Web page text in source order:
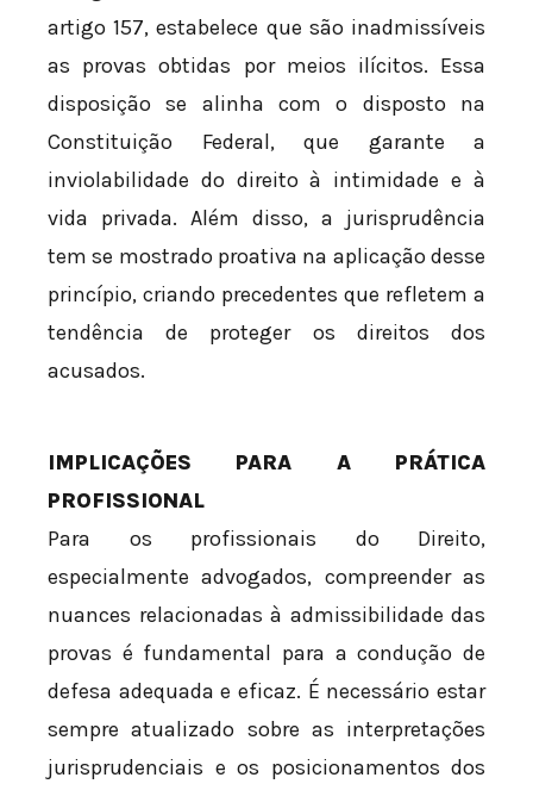
artigo 157, estabelece que são inadmissíveis
as provas obtidas por meios ilícitos. Essa
disposição se alinha com o disposto na
Constituição Federal, que garante a
inviolabilidade do direito à intimidade e à
vida privada. Além disso, a jurisprudência
tem se mostrado proativa na aplicação desse
princípio, criando precedentes que refletem a
tendência de proteger os direitos dos
acusados.
IMPLICAÇÕES PARA A PRÁTICA
PROFISSIONAL
Para os profissionais do Direito,
especialmente advogados, compreender as
nuances relacionadas à admissibilidade das
provas é fundamental para a condução de
defesa adequada e eficaz. É necessário estar
sempre atualizado sobre as interpretações
jurisprudenciais e os posicionamentos dos